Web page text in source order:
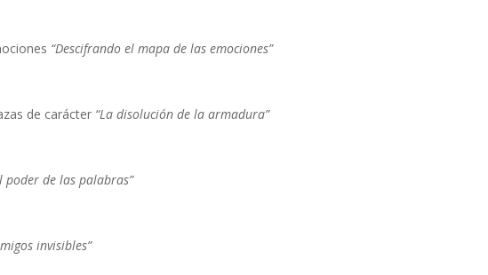
“Descifrando el mapa de las emociones”
de carácter “La disolución de la armadura”
poder de las palabras”
invisibles”